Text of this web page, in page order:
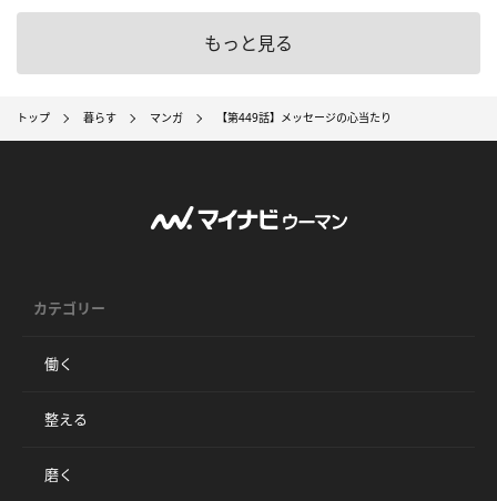
もっと見る
トップ 暮らす マンガ 【第449話】メッセージの心当たり
カテゴリー
働く
整える
磨く